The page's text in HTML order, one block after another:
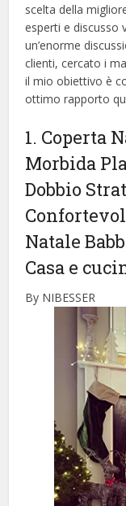
scelta della
esperti e discusso
un’enorme
clienti, cercato i
il mio obiettivo è
ottimo rapporto
1. Coperta
Morbida
Dobbio
Natale
Casa e
By NIBESSER